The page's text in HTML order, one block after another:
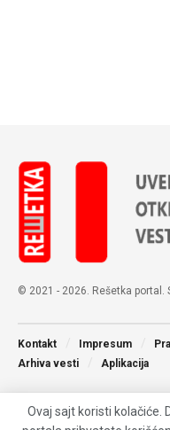
© 2021 - 2026. Rešetka portal.
Kontakt Impresum
Arhiva vesti
Aplikacija
Ovaj sajt koristi kolačiće.